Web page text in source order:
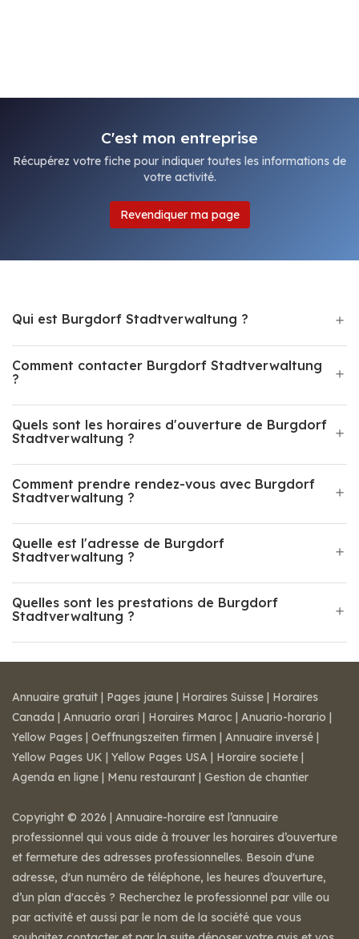
C'est mon entreprise
Récupérez votre fiche pour indiquer toutes les informations de
votre activité.
Revendiquer ma page
Qui est Burgdorf Stadtverwaltung ?
Comment contacter Burgdorf Stadtverwaltung
?
Quels sont les horaires d'ouverture de Burgdorf
Stadtverwaltung ?
Comment prendre rendez-vous avec Burgdorf
Stadtverwaltung ?
Quelle est l'adresse de Burgdorf
Stadtverwaltung ?
Quelles sont les prestations de Burgdorf
Stadtverwaltung ?
Annuaire gratuit | Pages jaune | Horaires Suisse | Horaires
Canada | Annuario orari | Horaires Maroc | Anuario-horario |
Yellow Pages | Oeffnungszeiten firmen | Annuaire inversé |
Yellow Pages UK | Yellow Pages USA | Horaire societe |
Agenda en ligne | Menu restaurant | Gestion de chantier
Copyright © 2026 | Annuaire-horaire est l’annuaire
professionnel qui vous aide à trouver les horaires d’ouverture
et fermeture des adresses professionnelles. Besoin d'une
adresse, d'un numéro de téléphone, les heures d’ouverture,
d’un plan d'accès ? Recherchez le professionnel par ville ou
par activité et aussi par le nom de la société que vous